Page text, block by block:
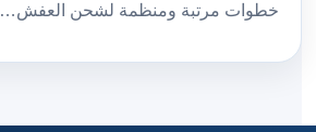
خطوات مرتبة ومنظمة لشحن العفش…